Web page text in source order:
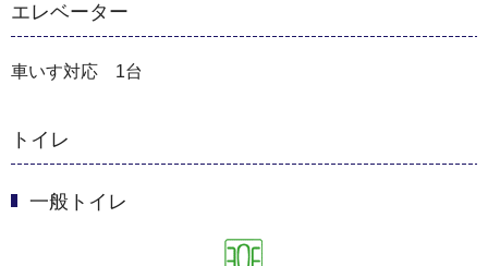
エレベーター
車いす対応 1台
トイレ
一般トイレ